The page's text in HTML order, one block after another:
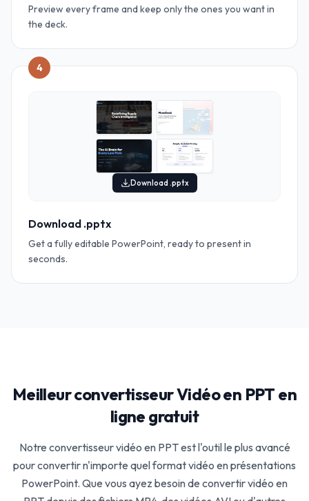
Preview every frame and keep only the ones you want in
the deck.
4
Download .pptx
Download .pptx
Get a fully editable PowerPoint, ready to present in
seconds.
Meilleur convertisseur Vidéo en PPT en
ligne gratuit
Notre convertisseur vidéo en PPT est l'outil le plus avancé
pour convertir n'importe quel format vidéo en présentations
PowerPoint. Que vous ayez besoin de convertir vidéo en